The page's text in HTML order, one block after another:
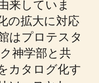
来していま
の拡大に対応
はプロテスタ
神学部と共
カタログ化す